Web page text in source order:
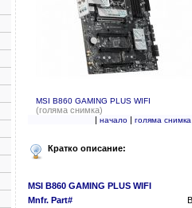
MSI B860 GAMING PLUS WIFI
(голяма снимка)
| начало| голяма снимка
Кратко описание:
MSI B860 GAMING PLUS WIFI
Mnfr. Part#